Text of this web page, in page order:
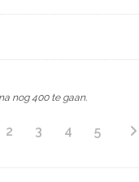
nog 400 te gaan.
2 3 4 5